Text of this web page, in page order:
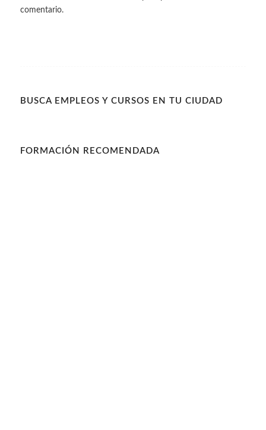
comentario.
BUSCA EMPLEOS Y CURSOS EN TU CIUDAD
FORMACIÓN RECOMENDADA